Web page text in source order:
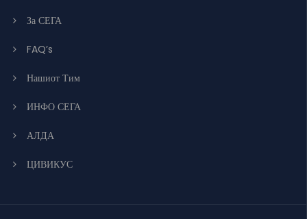
За СЕГА
FAQ’s
Нашиот Тим
ИНФО СЕГА
АЛДА
ЦИВИКУС